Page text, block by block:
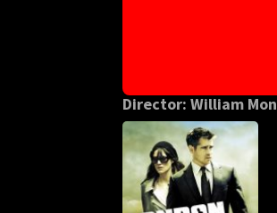
Director: William